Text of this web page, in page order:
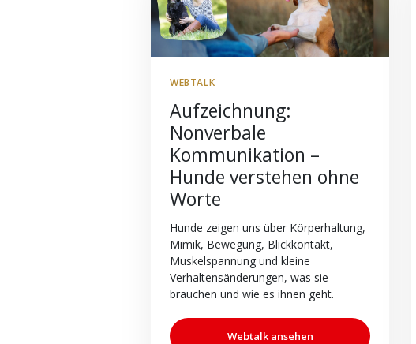
WEBTALK
Aufzeichnung:
Nonverbale
Kommunikation –
Hunde verstehen ohne
Worte
Hunde zeigen uns über Körperhaltung,
Mimik, Bewegung, Blickkontakt,
Muskelspannung und kleine
Verhaltensänderungen, was sie
brauchen und wie es ihnen geht.
Webtalk ansehen